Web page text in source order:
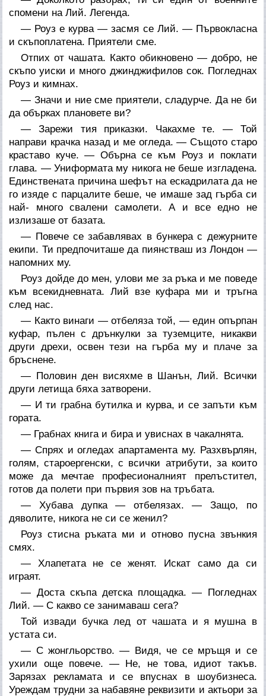
спомени на Лий. Легенда.
— Роуз е курва — засмя се Лий. — Първокласна
и скъпоплатена. Приятели сме.
Отпих от чашата. Както обикновено — добро, не
скъпо уиски и много джинджифилов сок. Погледнах
Роуз и кимнах.
— Значи и ние сме приятели, сладурче. Да не би
да обърках плановете ви?
— Зарежи тия приказки. Чакахме те. — Той
направи крачка назад и ме огледа. — Същото старо
краставо куче. — Обърна се към Роуз и поклати
глава. — Униформата му никога не беше изгладена.
Единствената причина шефът на ескадрилата да не
го изяде с парцалите беше, че имаше зад гърба си
най- много свалени самолети. А и все едно не
излизаше от базата.
— Повече се забавлявах в бункера с дежурните
екипи. Ти предпочиташе да пиянстваш из Лондон —
напомних му.
Роуз дойде до мен, улови ме за ръка и ме поведе
към всекидневната. Лий взе куфара ми и тръгна
след нас.
— Както винаги — отбеляза той, — един опърпан
куфар, пълен с дрънкулки за туземците, никакви
други дрехи, освен тези на гърба му и плаче за
бръснене.
— Половин ден висяхме в Шанън, Лий. Всички
други летища бяха затворени.
— И ти грабна бутилка и курва, и се запъти към
гората.
— Грабнах книга и бира и увиснах в чакалнята.
— Спрях и огледах апартамента му. Разхвърлян,
голям, староергенски, с всички атрибути, за които
може да мечтае професионалният прелъстител,
готов да полети при първия зов на тръбата.
— Хубава дупка — отбелязах. — Защо, по
дяволите, никога не си се женил?
Роуз стисна ръката ми и отново пусна звънкия
смях.
— Хлапетата не се женят. Искат само да си
играят.
— Доста скъпа детска площадка. — Погледнах
Лий. — С какво се занимаваш сега?
Той извади бучка лед от чашата и я мушна в
устата си.
— С жонгльорство. — Видя, че се мръщя и се
ухили още повече. — Не, не това, идиот такъв.
Зарязах рекламата и се впуснах в шоубизнеса.
Уреждам трудни за набавяне реквизити и актьори за